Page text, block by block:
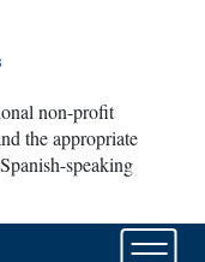
non-profit
the appropriate
speaking